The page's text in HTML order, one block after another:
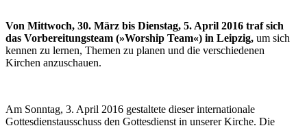
Von Mittwoch, 30. März bis Dienstag, 5. April 2016 traf sich
das Vorbereitungsteam (»Worship Team«) in Leipzig, um sich
kennen zu lernen, Themen zu planen und die verschiedenen
Kirchen anzuschauen.
Am Sonntag, 3. April 2016 gestaltete dieser internationale
Gottesdienstausschuss den Gottesdienst in unserer Kirche. Die